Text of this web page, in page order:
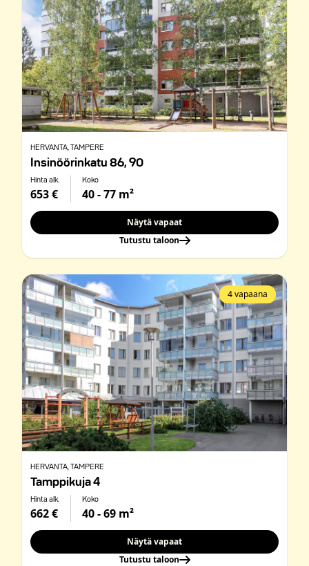
HERVANTA , TAMPERE
Insinöörinkatu 86, 90
Hinta alk.
653 €
Koko
40 - 77 m²
Näytä vapaat
Tutustu taloon
4 vapaana
HERVANTA , TAMPERE
Tamppikuja 4
Hinta alk.
662 €
Koko
40 - 69 m²
Näytä vapaat
Tutustu taloon